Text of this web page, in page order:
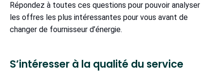
Répondez à toutes ces questions pour pouvoir analyser
les offres les plus intéressantes pour vous avant de
changer de fournisseur d’énergie.
S’intéresser à la qualité du service